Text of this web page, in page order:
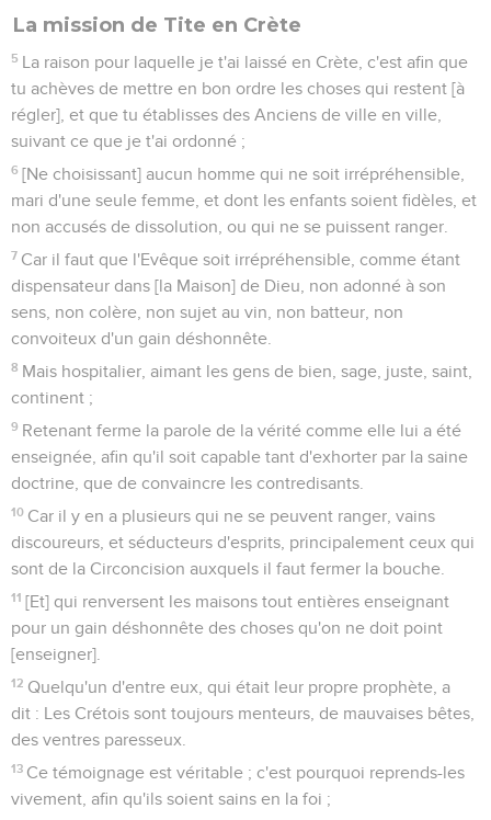
La mission de Tite en Crète
5 La raison pour laquelle je t'ai laissé en Crète, c'est afin que
tu achèves de mettre en bon ordre les choses qui restent [à
régler], et que tu établisses des Anciens de ville en ville,
suivant ce que je t'ai ordonné ;
6 [Ne choisissant] aucun homme qui ne soit irrépréhensible,
mari d'une seule femme, et dont les enfants soient fidèles, et
non accusés de dissolution, ou qui ne se puissent ranger.
7 Car il faut que l'Evêque soit irrépréhensible, comme étant
dispensateur dans [la Maison] de Dieu, non adonné à son
sens, non colère, non sujet au vin, non batteur, non
convoiteux d'un gain déshonnête.
8 Mais hospitalier, aimant les gens de bien, sage, juste, saint,
continent ;
9 Retenant ferme la parole de la vérité comme elle lui a été
enseignée, afin qu'il soit capable tant d'exhorter par la saine
doctrine, que de convaincre les contredisants.
10 Car il y en a plusieurs qui ne se peuvent ranger, vains
discoureurs, et séducteurs d'esprits, principalement ceux qui
sont de la Circoncision auxquels il faut fermer la bouche.
11 [Et] qui renversent les maisons tout entières enseignant
pour un gain déshonnête des choses qu'on ne doit point
[enseigner].
12 Quelqu'un d'entre eux, qui était leur propre prophète, a
dit : Les Crétois sont toujours menteurs, de mauvaises bêtes,
des ventres paresseux.
13 Ce témoignage est véritable ; c'est pourquoi reprends-les
vivement, afin qu'ils soient sains en la foi ;